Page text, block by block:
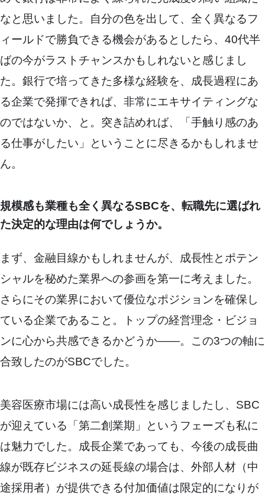
なと思いました。自分の色を出して、全く異なるフ
ィールドで勝負できる機会があるとしたら、40代半
ばの今がラストチャンスかもしれないと感じまし
た。銀行で培ってきた多様な経験を、成長過程にあ
る企業で発揮できれば、非常にエキサイティングな
のではないか、と。突き詰めれば、「手触り感のあ
る仕事がしたい」ということに尽きるかもしれませ
ん。
規模感も業種も全く異なるSBCを、転職先に選ばれ
た決定的な理由は何でしょうか。
まず、金融目線かもしれませんが、成長性とポテン
シャルを秘めた業界への参画を第一に考えました。
さらにその業界において優位なポジションを確保し
ている企業であること。トップの経営理念・ビジョ
ンに心から共感できるかどうか――。この3つの軸に
合致したのがSBCでした。
美容医療市場には高い成長性を感じましたし、SBC
が迎えている「第二創業期」というフェーズも私に
は魅力でした。成長企業であっても、今後の成長曲
線が既存ビジネスの延長線の場合は、外部人材（中
途採用者）が提供できる付加価値は限定的になりが